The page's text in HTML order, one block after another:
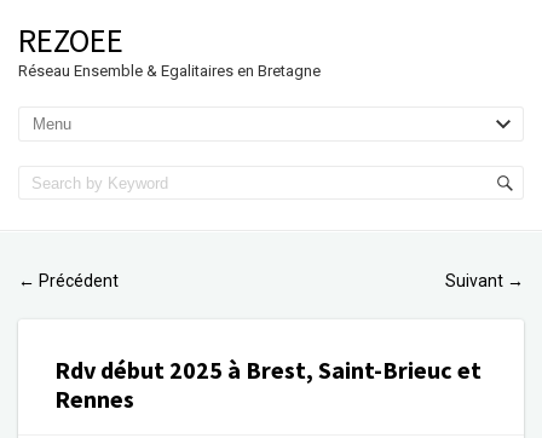
REZOEE
Réseau Ensemble & Egalitaires en Bretagne
← Précédent Suivant →
Rdv début 2025 à Brest, Saint-Brieuc et
Rennes